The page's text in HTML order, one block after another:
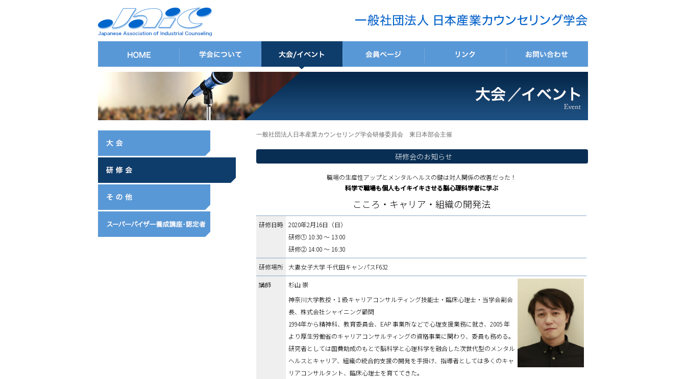
一般社団法人日本産業カウンセリング学会研修委員会 東日本部会主催
研修会のお知らせ
職場の生産性アップとメンタルヘルスの鍵は対人関係の改善だった！
科学で職場も個人もイキイキさせる脳心理科学者に学ぶ
こころ・キャリア・組織の開発法
研修日時 2020年2月16日（日）
研修① 10:30 ～ 13:00
研修② 14:00 ～ 16:30
研修場所 大妻女子大学 千代田キャンパスF632
講師
杉山 崇
神奈川大学教授・1 級キャリアコンサルティング技能士・臨床心理士・当学会副会
長、株式会社シャイニング顧問
1994年から精神科、教育委員会、EAP 事業所などで心理支援業務に就き、2005 年
より厚生労働省のキャリアコンサルティングの資格事業に関わり、委員も務める。
研究者としては国費助成のもとで脳科学と心理科学を融合した次世代型のメンタル
ヘルスとキャリア、組織の統合的支援の開発を手掛け、指導者としては多くのキャ
リアコンサルタント、臨床心理士を育ててきた。